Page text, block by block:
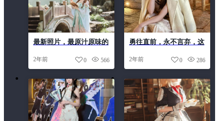
最新照片，最原汁原味的
2年前 566
0
勇往直前，永不言弃，这
是叉子宝宝淘宝店铺传递
2年前 286
0